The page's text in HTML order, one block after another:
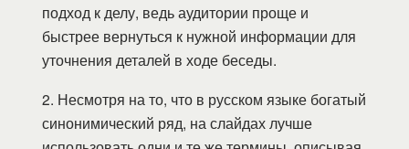
подход к делу, ведь аудитории проще и
быстрее вернуться к нужной информации для
уточнения деталей в ходе беседы.
2. Несмотря на то, что в русском языке богатый
синонимический ряд, на слайдах лучше